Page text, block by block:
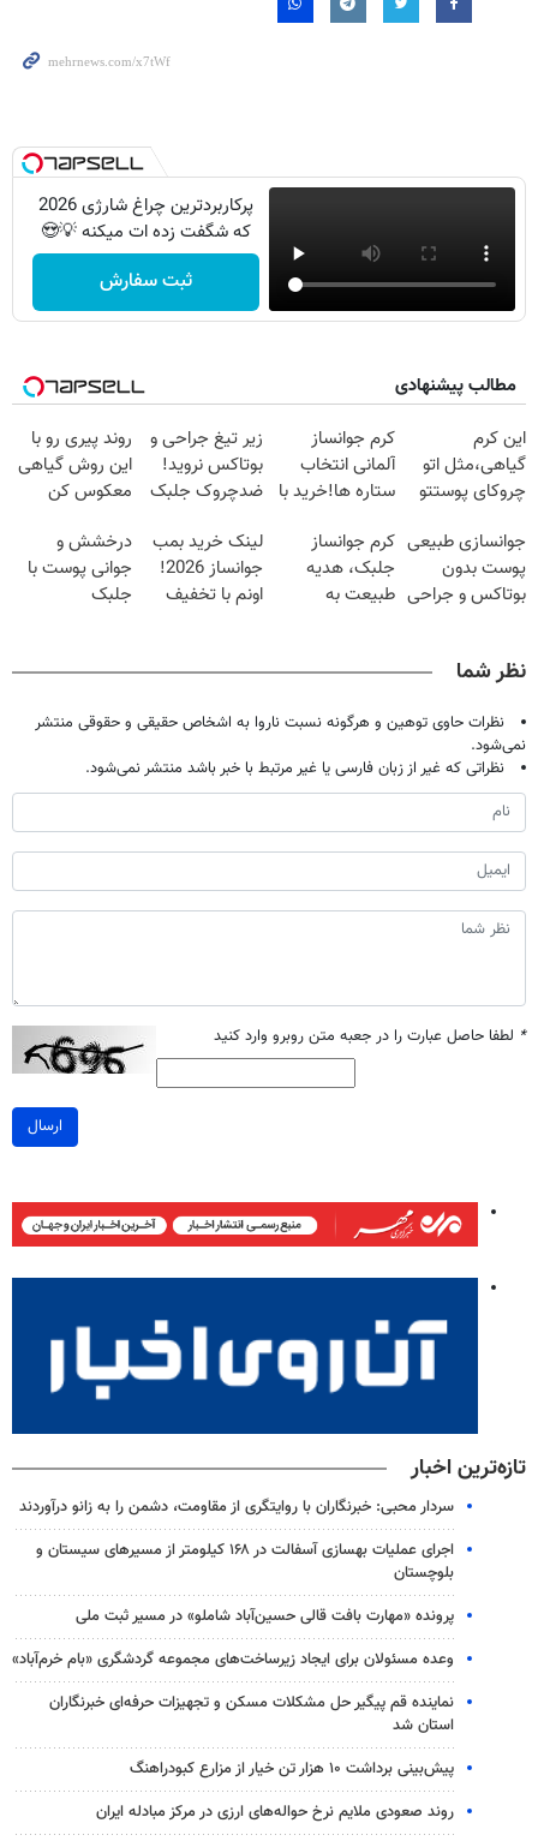
پرکاربردترین چراغ شارژی 2026
که شگفت زده ات میکنه 💡😍
ثبت سفارش
مطالب پیشنهادی
این کرم
گیاهی،مثل اتو
چروکای پوستتو
میکنه!+تخفیف
ویژه
کرم جوانساز
آلمانی انتخاب
ستاره ها!خرید با
زیر تیغ جراحی و
بوتاکس نروید!
ضدچروک جلبک
روند پیری رو با
این روش گیاهی
معکوس کن
جوانسازی طبیعی
پوست بدون
بوتاکس و جراحی
کرم جوانساز
جلبک، هدیه
طبیعت به
لینک خرید بمب
جوانساز 2026!
اونم با تخفیف
درخشش و
جوانی پوست با
جلبک
تخفیف ویژه
نظر شما
نظرات حاوی توهین و هرگونه نسبت ناروا به اشخاص حقیقی و حقوقی منتشر
نمی‌شود.
نظراتی که غیر از زبان فارسی یا غیر مرتبط با خبر باشد منتشر نمی‌شود.
* لطفا حاصل عبارت را در جعبه متن روبرو وارد کنید
ارسال
تازه‌ترین اخبار
سردار محبی: خبرنگاران با روایتگری از مقاومت، دشمن را به زانو درآوردند
اجرای عملیات بهسازی آسفالت در ۱۶۸ کیلومتر از مسیرهای سیستان و
بلوچستان
پرونده «مهارت بافت قالی حسین‌آباد شاملو» در مسیر ثبت ملی
وعده مسئولان برای ایجاد زیرساخت‌های مجموعه گردشگری «بام خرم‌آباد»
نماینده قم پیگیر حل مشکلات مسکن و تجهیزات حرفه‌ای خبرنگاران
استان شد
پیش‌بینی برداشت ۱۰ هزار تن خیار از مزارع کبودراهنگ
روند صعودی ملایم نرخ حواله‌های ارزی در مرکز مبادله ایران